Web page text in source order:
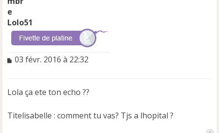
Lolo51
M
a
e
03 févr. 2016 à 22:32
Lola ça ete ton echo ??
Titelisabelle : comment tu vas? Tjs a lhopital ?